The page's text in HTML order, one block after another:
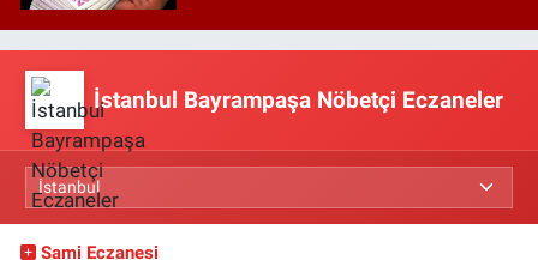
İstanbul Bayrampaşa Nöbetçi Eczaneler
Sami Eczanesi